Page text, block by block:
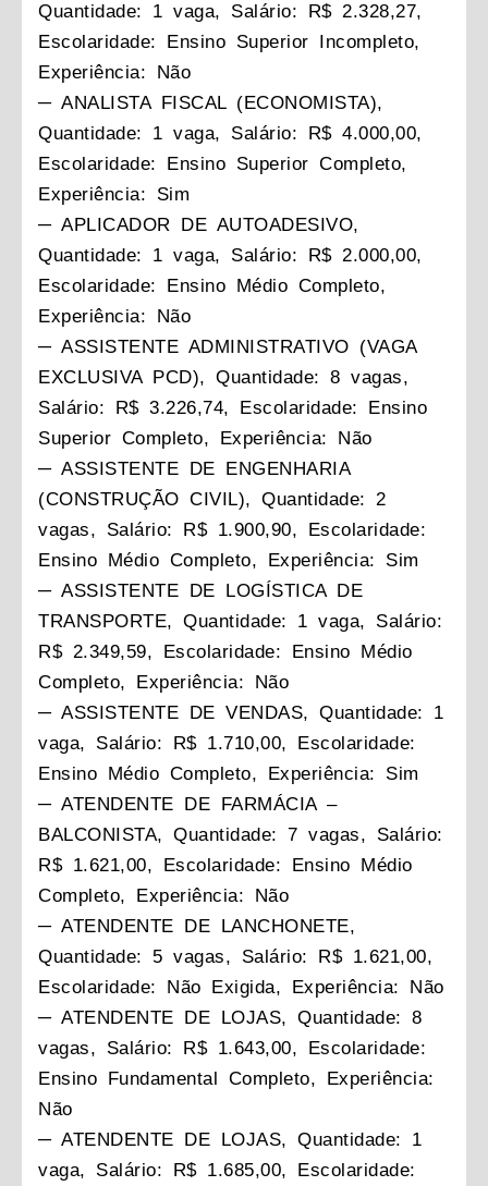
Quantidade: 1 vaga, Salário: R$ 2.328,27,
Escolaridade: Ensino Superior Incompleto,
Experiência: Não
─ ANALISTA FISCAL (ECONOMISTA),
Quantidade: 1 vaga, Salário: R$ 4.000,00,
Escolaridade: Ensino Superior Completo,
Experiência: Sim
─ APLICADOR DE AUTOADESIVO,
Quantidade: 1 vaga, Salário: R$ 2.000,00,
Escolaridade: Ensino Médio Completo,
Experiência: Não
─ ASSISTENTE ADMINISTRATIVO (VAGA
EXCLUSIVA PCD), Quantidade: 8 vagas,
Salário: R$ 3.226,74, Escolaridade: Ensino
Superior Completo, Experiência: Não
─ ASSISTENTE DE ENGENHARIA
(CONSTRUÇÃO CIVIL), Quantidade: 2
vagas, Salário: R$ 1.900,90, Escolaridade:
Ensino Médio Completo, Experiência: Sim
─ ASSISTENTE DE LOGÍSTICA DE
TRANSPORTE, Quantidade: 1 vaga, Salário:
R$ 2.349,59, Escolaridade: Ensino Médio
Completo, Experiência: Não
─ ASSISTENTE DE VENDAS, Quantidade: 1
vaga, Salário: R$ 1.710,00, Escolaridade:
Ensino Médio Completo, Experiência: Sim
─ ATENDENTE DE FARMÁCIA –
BALCONISTA, Quantidade: 7 vagas, Salário:
R$ 1.621,00, Escolaridade: Ensino Médio
Completo, Experiência: Não
─ ATENDENTE DE LANCHONETE,
Quantidade: 5 vagas, Salário: R$ 1.621,00,
Escolaridade: Não Exigida, Experiência: Não
─ ATENDENTE DE LOJAS, Quantidade: 8
vagas, Salário: R$ 1.643,00, Escolaridade:
Ensino Fundamental Completo, Experiência:
Não
─ ATENDENTE DE LOJAS, Quantidade: 1
vaga, Salário: R$ 1.685,00, Escolaridade: